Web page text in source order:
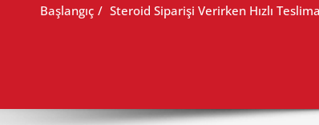
Başlangıç Steroid Siparişi Verirken Hızlı